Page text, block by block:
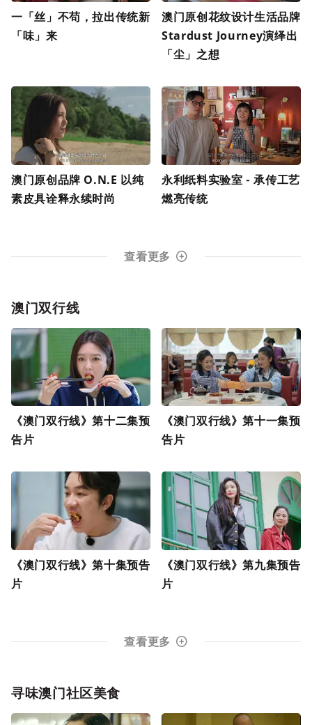
一「丝」不苟，拉出传统新
「味」来
澳门原创花纹设计生活品牌
Stardust Journey演绎出
「尘」之想
澳门原创品牌 O.N.E 以纯
素皮具诠释永续时尚
永利纸料实验室 - 承传工艺
燃亮传统
查看更多
澳门双行线
《澳门双行线》第十二集预
告片
《澳门双行线》第十一集预
告片
《澳门双行线》第十集预告
片
《澳门双行线》第九集预告
片
查看更多
寻味澳门社区美食